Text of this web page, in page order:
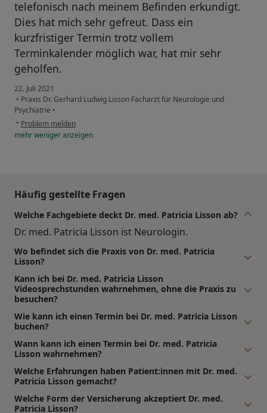
telefonisch nach meinem Befinden erkundigt.
Dies hat mich sehr gefreut. Dass ein
kurzfristiger Termin trotz vollem
Terminkalender möglich war, hat mir sehr
geholfen.
22. Juli 2021
• Praxis Dr. Gerhard Ludwig Lisson Facharzt für Neurologie und
Psychiatrie •
• Problem melden
mehrwenigeranzeigen
Häufig gestellte Fragen
Welche Fachgebiete deckt Dr. med. Patricia Lisson ab?
Dr. med. Patricia Lisson ist Neurologin.
Wo befindet sich die Praxis von Dr. med. Patricia
Lisson?
Kann ich bei Dr. med. Patricia Lisson
Videosprechstunden wahrnehmen, ohne die Praxis zu
besuchen?
Wie kann ich einen Termin bei Dr. med. Patricia Lisson
buchen?
Wann kann ich einen Termin bei Dr. med. Patricia
Lisson wahrnehmen?
Welche Erfahrungen haben Patient:innen mit Dr. med.
Patricia Lisson gemacht?
Welche Form der Versicherung akzeptiert Dr. med.
Patricia Lisson?